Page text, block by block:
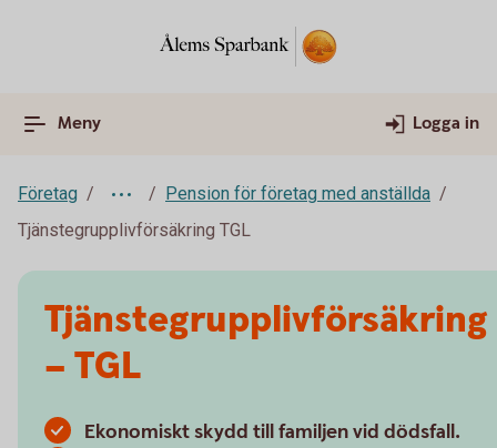
Meny Logga in
Företag
Pension för företag med anställda
Tjänstegrupplivförsäkring TGL
Tjänstegrupplivförsäkring
– TGL
Ekonomiskt skydd till familjen vid dödsfall.